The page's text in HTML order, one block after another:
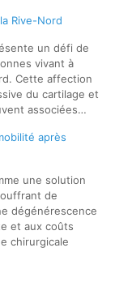
Rive-Nord
un défi de
vivant à
Cette affection
du cartilage et
associées…
après
une solution
de
dégénérescence
et aux coûts
chirurgicale